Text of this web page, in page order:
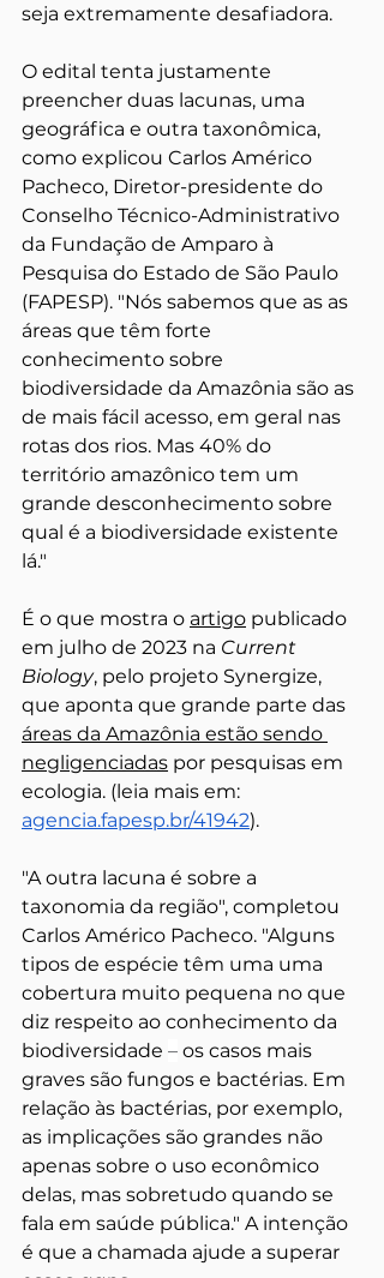
seja extremamente desafiadora.
O edital tenta justamente
preencher duas lacunas, uma
geográfica e outra taxonômica,
como explicou Carlos Américo
Pacheco, Diretor-presidente do
Conselho Técnico-Administrativo
da Fundação de Amparo à
Pesquisa do Estado de São Paulo
(FAPESP). "Nós sabemos que as as
áreas que têm forte
conhecimento sobre
biodiversidade da Amazônia são as
de mais fácil acesso, em geral nas
rotas dos rios. Mas 40% do
território amazônico tem um
grande desconhecimento sobre
qual é a biodiversidade existente
lá."
É o que mostra o artigo publicado
em julho de 2023 na Current
Biology, pelo projeto Synergize,
que aponta que grande parte das
áreas da Amazônia estão sendo
negligenciadas por pesquisas em
ecologia. (leia mais em:
agencia.fapesp.br/41942).
"A outra lacuna é sobre a
taxonomia da região", completou
Carlos Américo Pacheco. "Alguns
tipos de espécie têm uma uma
cobertura muito pequena no que
diz respeito ao conhecimento da
biodiversidade – os casos mais
graves são fungos e bactérias. Em
relação às bactérias, por exemplo,
as implicações são grandes não
apenas sobre o uso econômico
delas, mas sobretudo quando se
fala em saúde pública." A intenção
é que a chamada ajude a superar